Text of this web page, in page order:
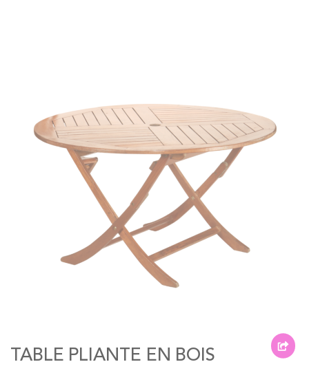
images
gallery
beginning
TABLE PLIANTE EN BOIS